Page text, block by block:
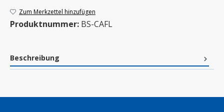
Zum Merkzettel hinzufügen
Produktnummer: BS-CAFL
Beschreibung